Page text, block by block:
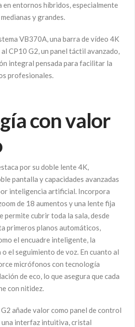
en entornos híbridos, especialmente
y grandes.
VB370A, una barra de vídeo 4K
CP10 G2, un panel táctil avanzado,
integral pensada para facilitar la
profesionales.
con valor
por su doble lente 4K,
pantalla y capacidades avanzadas
inteligencia artificial. Incorpora
de 18 aumentos y una lente fija
permite cubrir toda la sala, desde
primeros planos automáticos,
el encuadre inteligente, la
el seguimiento de voz. En cuanto al
micrófonos con tecnología
de eco, lo que asegura que cada
con nitidez.
añade valor como panel de control
una interfaz intuitiva, cristal